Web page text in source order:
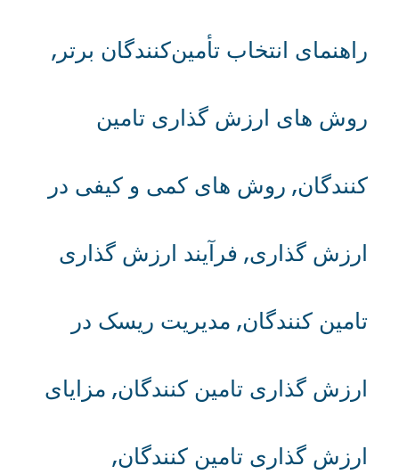
راهنمای انتخاب تأمین‌کنندگان برتر ,
روش های ارزش گذاری تامین
کنندگان, روش های کمی و کیفی در
ارزش گذاری, فرآیند ارزش گذاری
تامین کنندگان, مدیریت ریسک در
ارزش گذاری تامین کنندگان, مزایای
ارزش گذاری تامین کنندگان,